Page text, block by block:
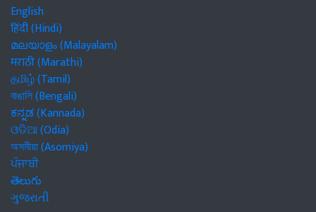
English
हिंदी (Hindi)
മലയാളം (Malayalam)
मराठी (Marathi)
தமிழ் (Tamil)
বাঙালি (Bengali)
ಕನ್ನಡ (Kannada)
ଓଡିଆ (Odia)
অসমীয়া (Asomiya)
ਪੰਜਾਬੀ
తెలుగు
ગુજરાતી